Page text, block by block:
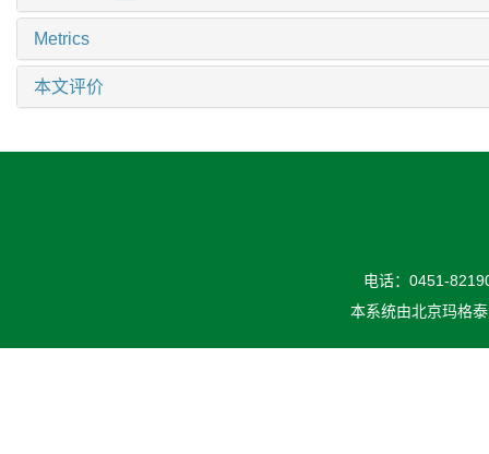
Metrics
本文评价
电话：0451-
本系统由北京玛格